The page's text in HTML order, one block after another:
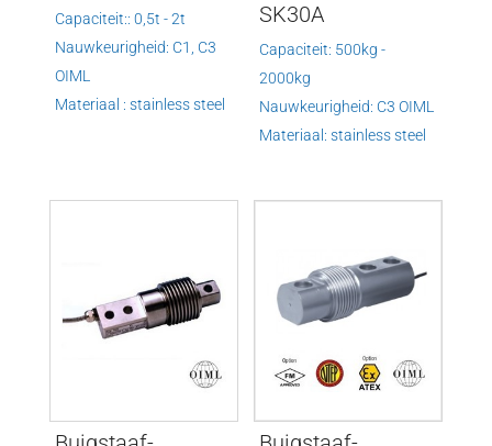
Capaciteit:: 0,5t - 2t
Nauwkeurigheid: C1, C3
OIML
Materiaal : stainless steel
SK30A
Capaciteit: 500kg -
2000kg
Nauwkeurigheid: C3 OIML
Materiaal: stainless steel